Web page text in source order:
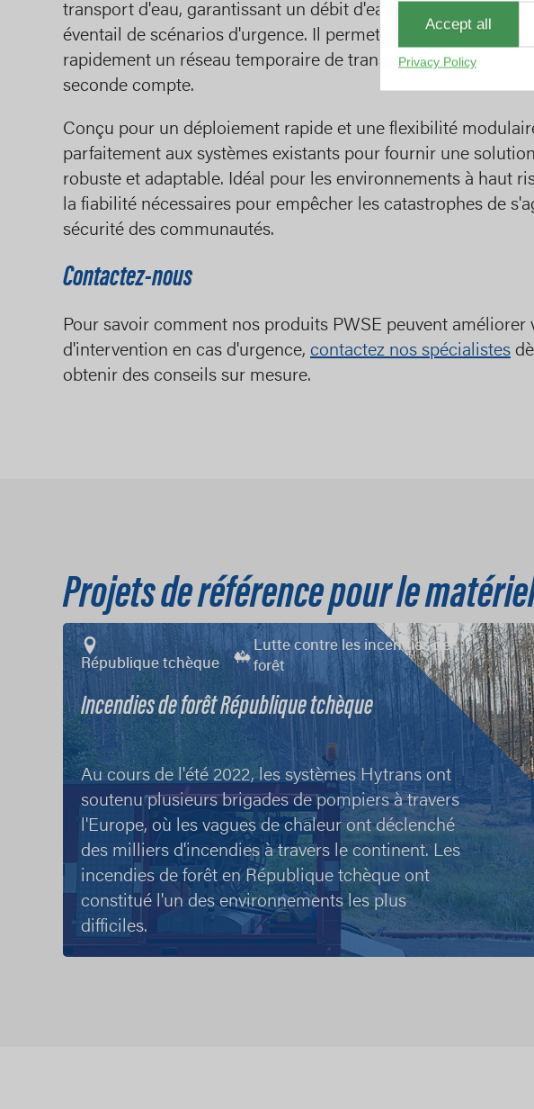
transport d'eau, garantissant un débit d'eau fiable, efficace et
éventail de scénarios d'urgence. Il permet aux premiers
rapidement un réseau temporaire de transport d'eau à haut
seconde compte.
Conçu pour un déploiement rapide et une flexibilité
parfaitement aux systèmes existants pour fournir une
robuste et adaptable. Idéal pour les environnements à haut
la fiabilité nécessaires pour empêcher les catastrophes de
sécurité des communautés.
Contactez-nous
Pour savoir comment nos produits PWSE peuvent améliorer
d'intervention en cas d'urgence, contactez nos spécialistes
obtenir des conseils sur mesure.
Projets de référence pour le
République tchèque
Lutte contre les incendies de
forêt
Incendies de forêt République tchèque
Au cours de l'été 2022, les systèmes Hytrans ont
soutenu plusieurs brigades de pompiers à travers
l'Europe, où les vagues de chaleur ont déclenché
des milliers d'incendies à travers le continent. Les
incendies de forêt en République tchèque ont
constitué l'un des environnements les plus
difficiles.
Accept all
Privacy Policy